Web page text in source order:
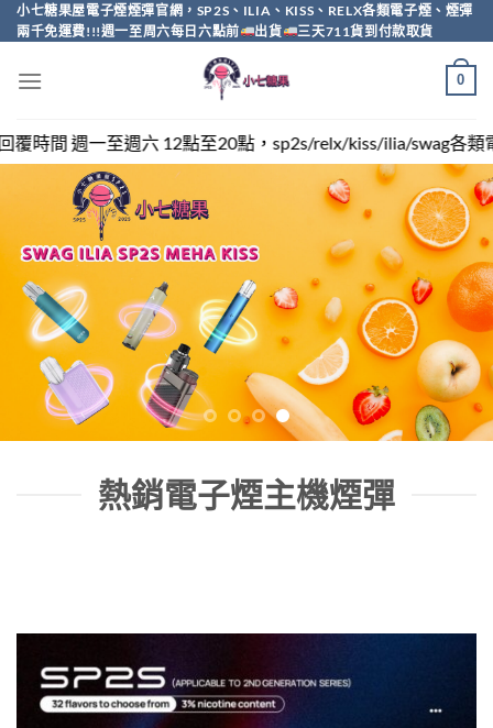
Skip
to
小七糖果屋電子煙煙彈官網，SP2S、ILIA、KISS、RELX各類電子煙、煙彈
兩千免運費!!!週一至周六每日六點前
出貨 三天711貨到付款取貨
0
至20點，sp2s/relx/kiss/ilia/swag各類電子煙煙彈買越多越便
熱銷電子煙主機煙彈